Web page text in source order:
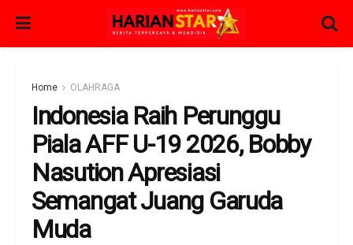
Home OLAHRAGA
Indonesia Raih Perunggu
Piala AFF U-19 2026, Bobby
Nasution Apresiasi
Semangat Juang Garuda
Muda